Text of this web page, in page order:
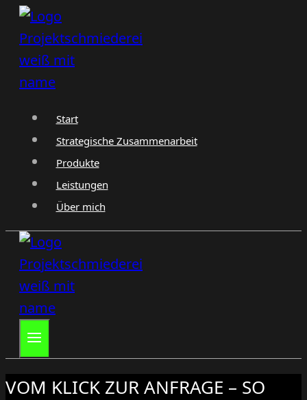
Zum
Inhalt
springen
Start
Strategische Zusammenarbeit
Produkte
Leistungen
Über mich
VOM KLICK ZUR ANFRAGE – SO